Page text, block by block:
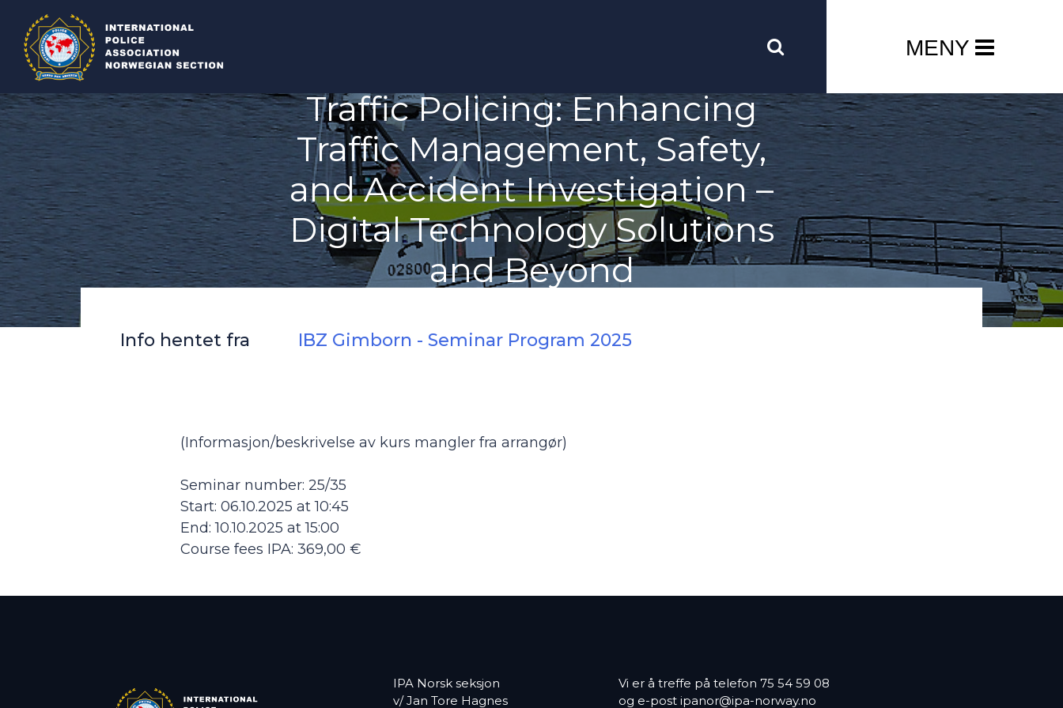
MENY
Traffic Policing: Enhancing
Traffic Management, Safety,
and Accident Investigation –
Digital Technology Solutions
and Beyond
Info hentet fra IBZ Gimborn - Seminar Program 2025
(Informasjon/beskrivelse av kurs mangler fra arrangør)
Seminar number: 25/35
Start: 06.10.2025 at 10:45
End: 10.10.2025 at 15:00
Course fees IPA: 369,00 €
IPA Norsk seksjon
v/ Jan Tore Hagnes
Vi er å treffe på telefon 75 54 59 08
og e-post ipanor@ipa-norway.no